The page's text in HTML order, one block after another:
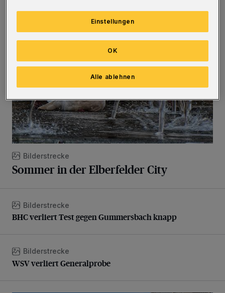
Sommer in der Elberfelder City
Bilderstrecke
Sommer in der Elberfelder City
BHC verliert Test gegen Gummersbach knapp
Bilderstrecke
BHC verliert Test gegen Gummersbach knapp
WSV verliert Generalprobe
Bilderstrecke
WSV verliert Generalprobe
Einstellungen
Alle ablehnen
OK